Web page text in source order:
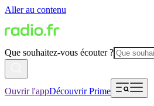
Aller au contenu
Que souhaitez-vous écouter ?
Ouvrir l'appDécouvrir Prime